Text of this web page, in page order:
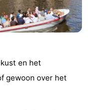
en het
gewoon over het